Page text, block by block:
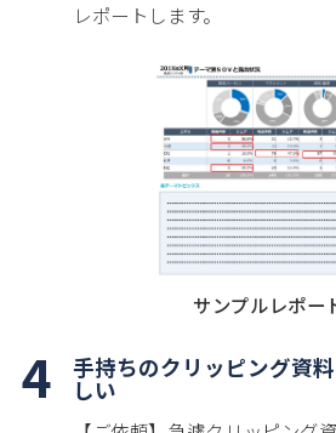
レポートします。
サンプルレポー
4 手持ちのクリッピング資
しい